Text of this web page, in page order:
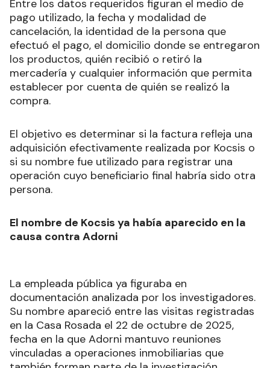
Entre los datos requeridos figuran el medio de
pago utilizado, la fecha y modalidad de
cancelación, la identidad de la persona que
efectuó el pago, el domicilio donde se entregaron
los productos, quién recibió o retiró la
mercadería y cualquier información que permita
establecer por cuenta de quién se realizó la
compra.
El objetivo es determinar si la factura refleja una
adquisición efectivamente realizada por Kocsis o
si su nombre fue utilizado para registrar una
operación cuyo beneficiario final habría sido otra
persona.
El nombre de Kocsis ya había aparecido en la
causa contra Adorni
La empleada pública ya figuraba en
documentación analizada por los investigadores.
Su nombre apareció entre las visitas registradas
en la Casa Rosada el 22 de octubre de 2025,
fecha en la que Adorni mantuvo reuniones
vinculadas a operaciones inmobiliarias que